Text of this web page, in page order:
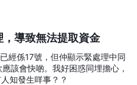
導致無法提取資金
經係17號，但仲顯示緊處理中同
該會快啲。我好困惑同埋擔心，
知發生咩事？？